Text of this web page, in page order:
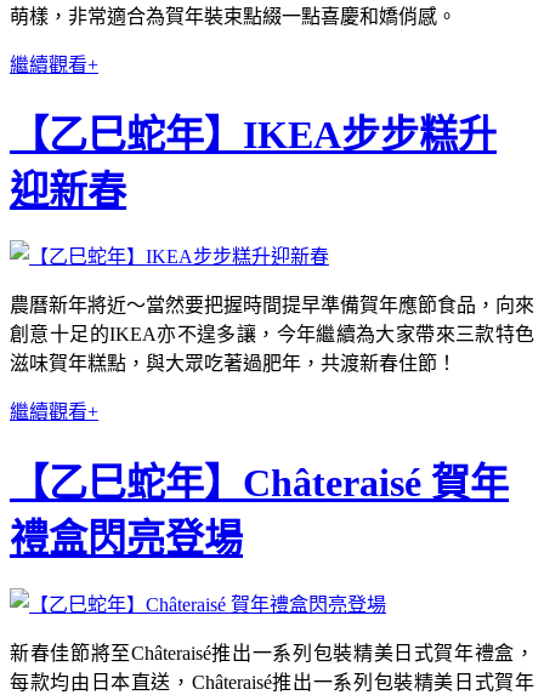
萌樣，非常適合為賀年裝束點綴⼀點喜慶和嬌俏感。
繼續觀看+
【乙巳蛇年】IKEA步步糕升
迎新春
農曆新年將近～當然要把握時間提早準備賀年應節食品，向來
創意十足的IKEA亦不遑多讓，今年繼續為大家帶來三款特色
滋味賀年糕點，與大眾吃著過肥年，共渡新春住節！
繼續觀看+
【乙巳蛇年】Châteraisé 賀年
禮盒閃亮登場
新春佳節將至Châteraisé推出一系列包裝精美日式賀年禮盒，
每款均由日本直送，Châteraisé推出一系列包裝精美日式賀年